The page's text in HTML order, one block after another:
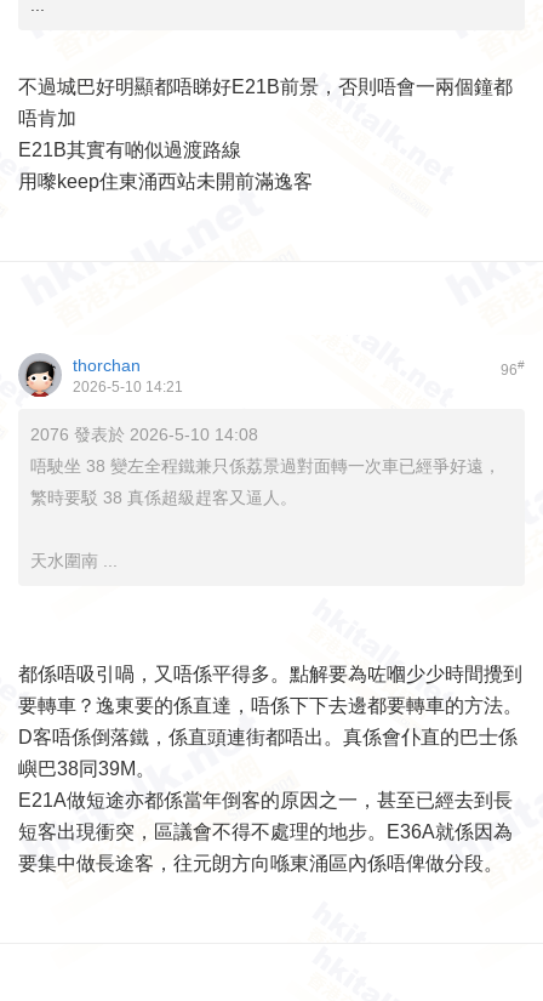
不過城巴好明顯都唔睇好E21B前景，否則唔會一兩個鐘都
唔肯加
E21B其實有啲似過渡路線
用嚟keep住東涌西站未開前滿逸客
96#
thorchan
2026-5-10 14:21
2076 發表於 2026-5-10 14:08
唔駛坐 38 變左全程鐵兼只係荔景過對面轉一次車已經爭好遠，
繁時要駁 38 真係超級趕客又逼人。
天水圍南 ...
都係唔吸引喎，又唔係平得多。點解要為咗嗰少少時間攪到
要轉車？逸東要的係直達，唔係下下去邊都要轉車的方法。
D客唔係倒落鐵，係直頭連街都唔出。真係會仆直的巴士係
嶼巴38同39M。
E21A做短途亦都係當年倒客的原因之一，甚至已經去到長
短客出現衝突，區議會不得不處理的地步。E36A就係因為
要集中做長途客，往元朗方向喺東涌區內係唔俾做分段。